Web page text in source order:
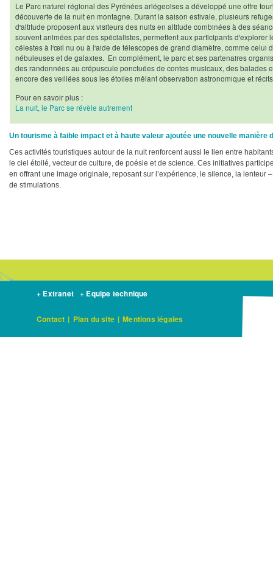
Le Parc naturel régional des Pyrénées ariégeoises a développé une offre
découverte de la nuit en montagne. Durant la saison estivale, plusieurs
d'altitude proposent aux visiteurs des nuits en altitude combinées à des
souvent animées par des spécialistes, permettent aux participants d'explorer
célestes à l'œil nu ou à l'aide de télescopes de grand diamètre, comme celui
nébuleuses et de galaxies. En complément, le parc et ses partenaires
des randonnées au crépuscule ponctuées de contes musicaux, des balades
encore des veillées sous les étoiles mêlant observation astronomique et
Pour en savoir plus :
La nuit, le Parc se révèle autrement
Un tourisme à faible impact et à haute valeur ajoutée une nouvelle manière
Ces activités touristiques autour de la nuit renforcent aussi le lien entre
le ciel étoilé, vecteur de culture, de poésie et de science. Ces initiatives
en offrant une image originale, reposant sur l’expérience, le silence, la lenteur
de stimulations.
+ Extranet + Equipe technique
Contact | Plan du site | Mentions légales